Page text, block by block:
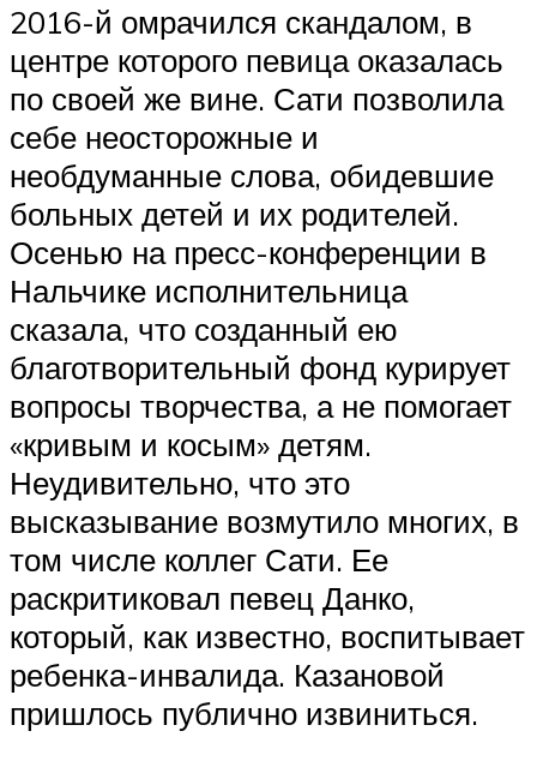
2016-й омрачился скандалом, в
центре которого певица оказалась
по своей же вине. Сати позволила
себе неосторожные и
необдуманные слова, обидевшие
больных детей и их родителей.
Осенью на пресс-конференции в
Нальчике исполнительница
сказала, что созданный ею
благотворительный фонд курирует
вопросы творчества, а не помогает
«кривым и косым» детям.
Неудивительно, что это
высказывание возмутило многих, в
том числе коллег Сати. Ее
раскритиковал певец Данко,
который, как известно, воспитывает
ребенка-инвалида. Казановой
пришлось публично извиниться.